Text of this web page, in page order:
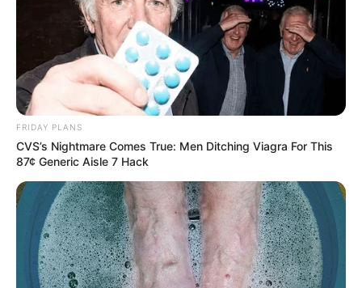
PRONOSTIC QUINTÉ PRIX PORTE
MONTMARTRE 19-07-2025
Pronostic Quinté Presse PMU du jour dans
le PRIX DE LA PORTE MONTMARTRE à
FRIDAY PLANS
CVS’s Nightmare Comes True: Men Ditching Viagra For This
87¢ Generic Aisle 7 Hack